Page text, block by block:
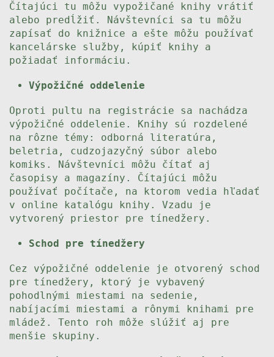
Čítajúci tu môžu vypožičané knihy vrátiť
alebo predĺžiť. Návštevníci sa tu môžu
zapísať do knižnice a ešte môžu používať
kancelárske služby, kúpiť knihy a
požiadať informáciu.
Výpožičné oddelenie
Oproti pultu na registrácie sa nachádza
výpožičné oddelenie. Knihy sú rozdelené
na rôzne témy: odborná literatúra,
beletria, cudzojazyčný súbor alebo
komiks. Návštevníci môžu čítať aj
časopisy a magazíny. Čítajúci môžu
používať počítače, na ktorom vedia hľadať
v online katalógu knihy. Vzadu je
vytvorený priestor pre tínedžery.
Schod pre tínedžery
Cez výpožičné oddelenie je otvorený schod
pre tínedžery, ktorý je vybavený
pohodlnými miestami na sedenie,
nabíjacími miestami a rônymi knihami pre
mládež. Tento roh môže slúžiť aj pre
menšie skupiny.